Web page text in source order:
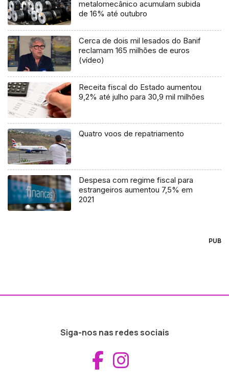
metalomecânico acumulam subida
de 16% até outubro
Cerca de dois mil lesados do Banif
reclamam 165 milhões de euros
(vídeo)
Receita fiscal do Estado aumentou
9,2% até julho para 30,9 mil milhões
Quatro voos de repatriamento
Despesa com regime fiscal para
estrangeiros aumentou 7,5% em
2021
PUB
Siga-nos nas redes sociais
Aceder ao